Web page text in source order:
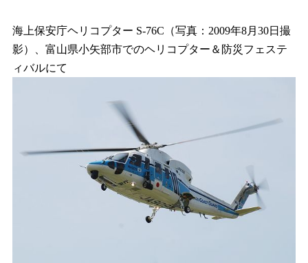
海上保安庁ヘリコプター S-76C（写真：2009年8月30日撮
影）、富山県小矢部市でのヘリコプター＆防災フェステ
ィバルにて